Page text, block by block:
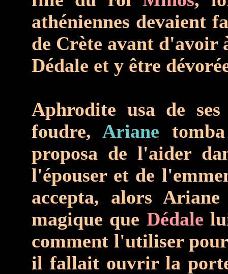
athéniennes devaient
de Crète avant d'avoir
Dédale et y être
Aphrodite usa de
foudre,Ariane
proposa de l'aider
l'épouser et de
accepta, alors
magique que Dédale
comment l'utiliser
il fallait ouvrir la